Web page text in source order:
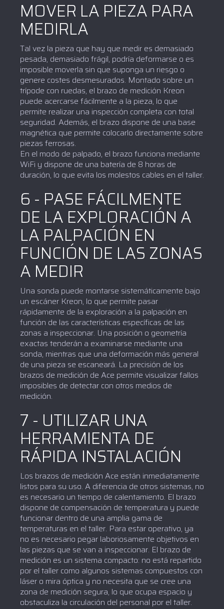
MOVER LA PIEZA PARA
MEDIRLA
Tal vez la pieza que hay que medir es demasiado
pesada, demasiado frágil, podría deformarse o es
imposible moverla sin que suponga un riesgo o
genere costes desmesurados. Montado sobre un
trípode con ruedas, el brazo de medición Kreon
puede acercarse fácilmente a la pieza, lo que
permite realizar una inspección completa con total
seguridad. Además, el brazo dispone de una base
magnética que permite colocarlo directamente sobre
piezas ferrosas.
En el modo de palpado, el brazo funciona mediante
WiFi y dispone de una batería de 8 horas de
duración, lo que evita los molestos cables en el taller.
6 - PASE FÁCILMENTE
DE LA EXPLORACIÓN A
LA PALPACIÓN EN
FUNCIÓN DE LAS ZONAS
A MEDIR
Una sonda puede montarse sistemáticamente bajo
un escáner Kreon, lo que permite pasar
rápidamente de la exploración a la palpación en
función de las características específicas de las
zonas a inspeccionar. Una posición o geometría
exactas tenderán a examinarse mediante una
sonda, mientras que una deformación más general
de una pieza se escaneará. La precisión de los
brazos de medición de Ace permite visualizar fallos
imposibles de detectar con otros medios de
medición.
7 - UTILIZAR UNA
HERRAMIENTA DE
RÁPIDA INSTALACIÓN
Los brazos de medición Ace están inmediatamente
listos para su uso. A diferencia de otros sistemas, no
es necesario un tiempo de calentamiento. El brazo
dispone de compensación de temperatura y puede
funcionar dentro de una amplia gama de
temperaturas en el taller. Para estar operativo, ya
no es necesario pegar laboriosamente objetivos en
las piezas que se van a inspeccionar. El brazo de
medición es un sistema compacto: no está repartido
por el taller como algunos sistemas compuestos con
láser o mira óptica y no necesita que se cree una
zona de medición segura, lo que ocupa espacio y
obstaculiza la circulación del personal por el taller.